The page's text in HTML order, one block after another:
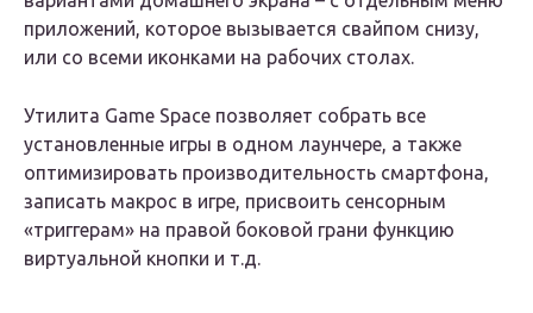
приложений, которое вызывается свайпом снизу,
или со всеми иконками на рабочих столах.
Утилита Game Space позволяет собрать все
установленные игры в одном лаунчере, а также
оптимизировать производительность смартфона,
записать макрос в игре, присвоить сенсорным
«триггерам» на правой боковой грани функцию
виртуальной кнопки и т.д.